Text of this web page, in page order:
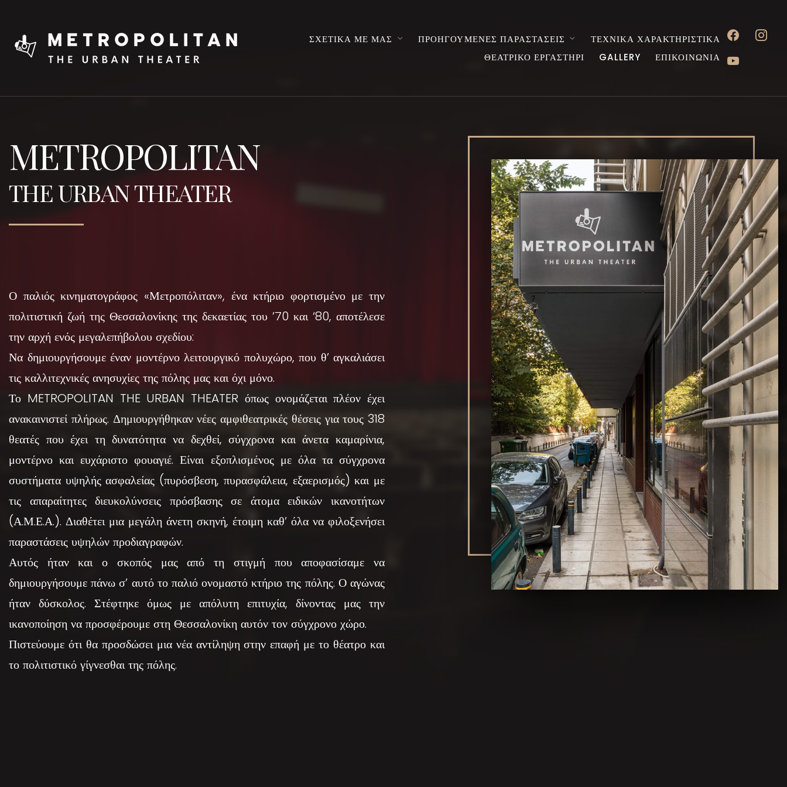
ΣΧΕΤΙΚΑ ΜΕ ΜΑΣ ΠΡΟΗΓΟΥΜΕΝΕΣ ΠΑΡΑΣΤΑΣΕΙΣ
ΤΕΧΝΙΚΑ ΧΑΡΑΚΤΗΡΙΣΤΙΚΑ
ΘΕΑΤΡΙΚΟ ΕΡΓΑΣΤΗΡΙ
GALLERY ΕΠΙΚΟΙΝΩΝΙΑ
facebook
youtube
METROPOLITAN
THE URBAN THEATER
Ο παλιός κινηματογράφος «Μετροπόλιταν», ένα κτήριο φορτισμένο με την
πολιτιστική ζωή της Θεσσαλονίκης της δεκαετίας του ’70 και ‘80, αποτέλεσε
την αρχή ενός μεγαλεπήβολου σχεδίου:
Να δημιουργήσουμε έναν μοντέρνο λειτουργικό πολυχώρο, που θ’ αγκαλιάσει
τις καλλιτεχνικές ανησυχίες της πόλης μας και όχι μόνο.
Το METROPOLITAN THE URBAN THEATER όπως ονομάζεται πλέον έχει
ανακαινιστεί πλήρως. Δημιουργήθηκαν νέες αμφιθεατρικές θέσεις για τους 318
θεατές που έχει τη δυνατότητα να δεχθεί, σύγχρονα και άνετα καμαρίνια,
μοντέρνο και ευχάριστο φουαγιέ. Είναι εξοπλισμένος με όλα τα σύγχρονα
συστήματα υψηλής ασφαλείας (πυρόσβεση, πυρασφάλεια, εξαερισμός) και με
τις απαραίτητες διευκολύνσεις πρόσβασης σε άτομα ειδικών ικανοτήτων
(Α.Μ.Ε.Α.). Διαθέτει μια μεγάλη άνετη σκηνή, έτοιμη καθ’ όλα να φιλοξενήσει
παραστάσεις υψηλών προδιαγραφών.
Αυτός ήταν και ο σκοπός μας από τη στιγμή που αποφασίσαμε να
δημιουργήσουμε πάνω σ’ αυτό το παλιό ονομαστό κτήριο της πόλης. Ο αγώνας
ήταν δύσκολος. Στέφτηκε όμως με απόλυτη επιτυχία, δίνοντας μας την
ικανοποίηση να προσφέρουμε στη Θεσσαλονίκη αυτόν τον σύγχρονο χώρο.
Πιστεύουμε ότι θα προσδώσει μια νέα αντίληψη στην επαφή με το θέατρο και
το πολιτιστικό γίγνεσθαι της πόλης.